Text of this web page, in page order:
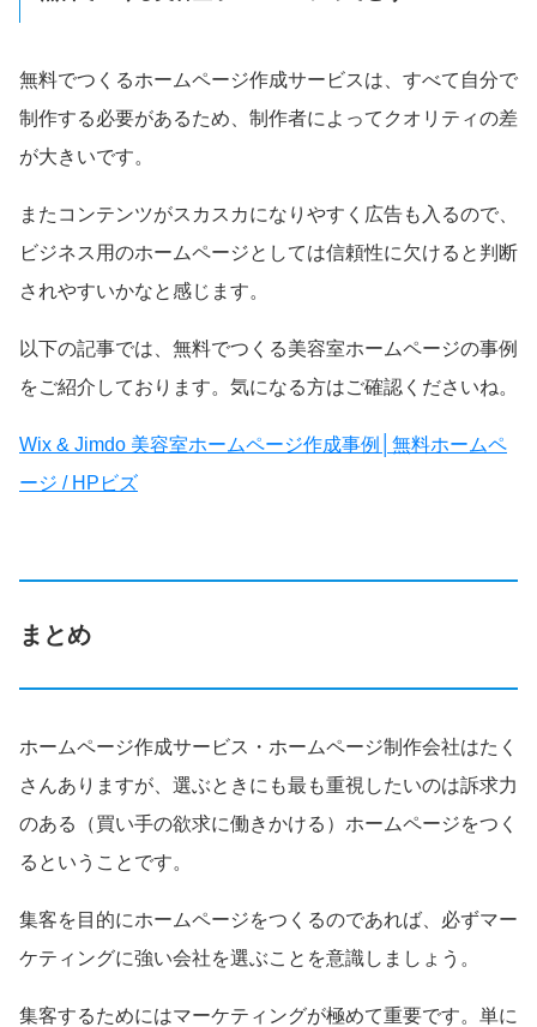
無料でつくるホームページ作成サービスは、すべて自分で
制作する必要があるため、制作者によってクオリティの差
が大きいです。
またコンテンツがスカスカになりやすく広告も入るので、
ビジネス用のホームページとしては信頼性に欠けると判断
されやすいかなと感じます。
以下の記事では、無料でつくる美容室ホームページの事例
をご紹介しております。気になる方はご確認くださいね。
Wix & Jimdo 美容室ホームページ作成事例│無料ホームペ
ージ / HPビズ
まとめ
ホームページ作成サービス・ホームページ制作会社はたく
さんありますが、選ぶときにも最も重視したいのは訴求力
のある（買い手の欲求に働きかける）ホームページをつく
るということです。
集客を目的にホームページをつくるのであれば、必ずマー
ケティングに強い会社を選ぶことを意識しましょう。
集客するためにはマーケティングが極めて重要です。単に